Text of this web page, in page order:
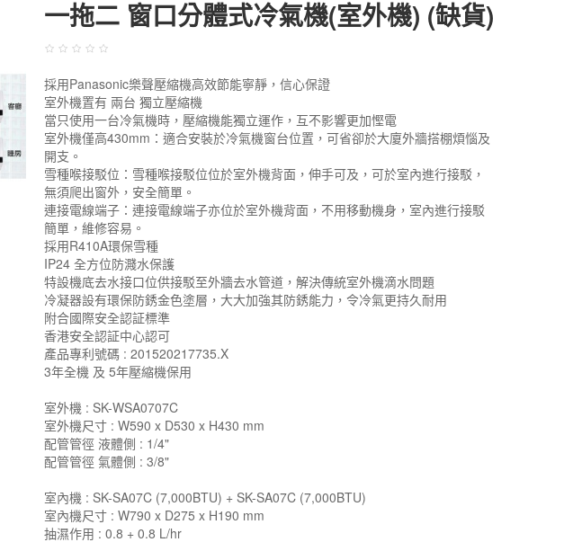
一拖二 窗口分體式冷氣機(室外機) (缺貨)
採用Panasonic樂聲壓縮機高效節能寧靜，信心保證
室外機置有 兩台 獨立壓縮機
當只使用一台冷氣機時，壓縮機能獨立運作，互不影響更加慳電
室外機僅高430mm：適合安裝於冷氣機窗台位置，可省卻於大廈外牆搭棚煩惱及
開支。
雪種喉接駁位：雪種喉接駁位位於室外機背面，伸手可及，可於室內進行接駁，
無須爬出窗外，安全簡單。
連接電線端子：連接電線端子亦位於室外機背面，不用移動機身，室內進行接駁
簡單，維修容易。
採用R410A環保雪種
IP24 全方位防濺水保護
特設機底去水接口位供接駁至外牆去水管道，解決傳統室外機滴水問題
冷凝器設有環保防銹金色塗層，大大加強其防銹能力，令冷氣更持久耐用
附合國際安全認証標準
香港安全認証中心認可
產品專利號碼 : 201520217735.X
3年全機 及 5年壓縮機保用
室外機 : SK-WSA0707C
室外機尺寸 : W590 x D530 x H430 mm
配管管徑 液體側 : 1/4"
配管管徑 氣體側 : 3/8"
室內機 : SK-SA07C (7,000BTU) + SK-SA07C (7,000BTU)
室內機尺寸 : W790 x D275 x H190 mm
抽濕作用 : 0.8 + 0.8 L/hr